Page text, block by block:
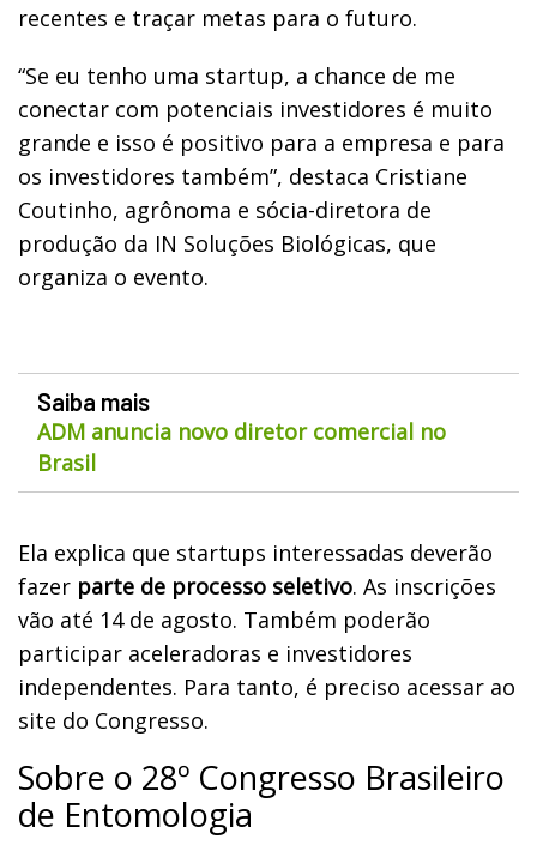
recentes e traçar metas para o futuro.
“Se eu tenho uma startup, a chance de me
conectar com potenciais investidores é muito
grande e isso é positivo para a empresa e para
os investidores também”, destaca Cristiane
Coutinho, agrônoma e sócia-diretora de
produção da IN Soluções Biológicas, que
organiza o evento.
Saiba mais
ADM anuncia novo diretor comercial no
Brasil
Ela explica que startups interessadas deverão
fazer parte de processo seletivo. As inscrições
vão até 14 de agosto. Também poderão
participar aceleradoras e investidores
independentes. Para tanto, é preciso acessar ao
site do Congresso.
Sobre o 28º Congresso Brasileiro
de Entomologia